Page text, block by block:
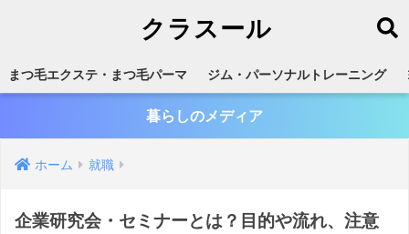
クラスール
まつ毛エクステ・まつ毛パーマ ジム・パーソナルトレーニング
暮らしのメディア
ホーム 就職
企業研究会・セミナーとは？目的や流れ、注意